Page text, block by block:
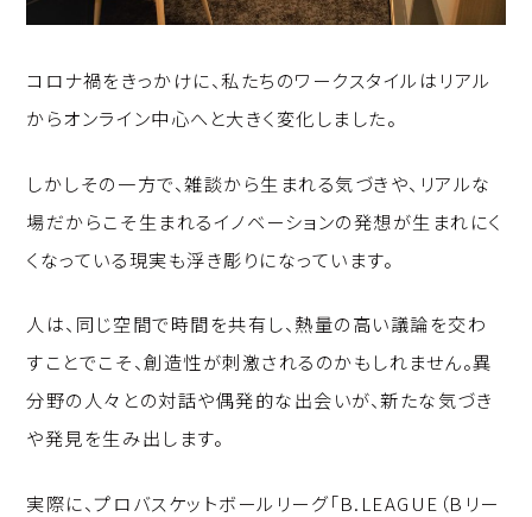
コロナ禍をきっかけに、私たちのワークスタイルはリアル
からオンライン中心へと大きく変化しました。
しかしその一方で、雑談から生まれる気づきや、リアルな
場だからこそ生まれるイノベーションの発想が生まれにく
くなっている現実も浮き彫りになっています。
人は、同じ空間で時間を共有し、熱量の高い議論を交わ
すことでこそ、創造性が刺激されるのかもしれません。異
分野の人々との対話や偶発的な出会いが、新たな気づき
や発見を生み出します。
実際に、プロバスケットボールリーグ「B.LEAGUE（Bリー